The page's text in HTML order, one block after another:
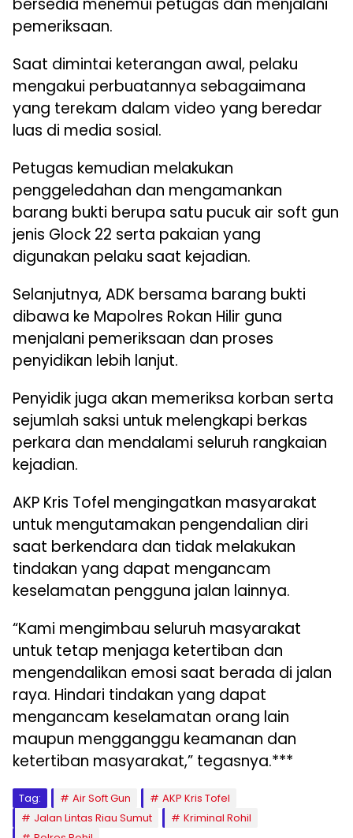
bersedia menemui petugas dan menjalani
pemeriksaan.
Saat dimintai keterangan awal, pelaku
mengakui perbuatannya sebagaimana
yang terekam dalam video yang beredar
luas di media sosial.
Petugas kemudian melakukan
penggeledahan dan mengamankan
barang bukti berupa satu pucuk air soft gun
jenis Glock 22 serta pakaian yang
digunakan pelaku saat kejadian.
Selanjutnya, ADK bersama barang bukti
dibawa ke Mapolres Rokan Hilir guna
menjalani pemeriksaan dan proses
penyidikan lebih lanjut.
Penyidik juga akan memeriksa korban serta
sejumlah saksi untuk melengkapi berkas
perkara dan mendalami seluruh rangkaian
kejadian.
AKP Kris Tofel mengingatkan masyarakat
untuk mengutamakan pengendalian diri
saat berkendara dan tidak melakukan
tindakan yang dapat mengancam
keselamatan pengguna jalan lainnya.
“Kami mengimbau seluruh masyarakat
untuk tetap menjaga ketertiban dan
mengendalikan emosi saat berada di jalan
raya. Hindari tindakan yang dapat
mengancam keselamatan orang lain
maupun mengganggu keamanan dan
ketertiban masyarakat,” tegasnya.***
Tag: Air Soft Gun
AKP Kris Tofel
Jalan Lintas Riau Sumut
Kriminal Rohil